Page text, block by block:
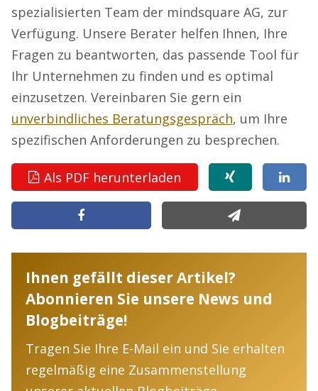
spezialisierten Team der mindsquare AG, zur
Verfügung. Unsere Berater helfen Ihnen, Ihre
Fragen zu beantworten, das passende Tool für
Ihr Unternehmen zu finden und es optimal
einzusetzen. Vereinbaren Sie gern ein
unverbindliches Beratungsgespräch, um Ihre
spezifischen Anforderungen zu besprechen.
Als PDF herunterladen
Ihnen gefällt dieser Artikel?
Abonnieren Sie unsere News und
Blogbeiträge!
Tragen Sie Ihre E-Mail ein und Sie erhalten
regelmäßig eine Zusammenstellung